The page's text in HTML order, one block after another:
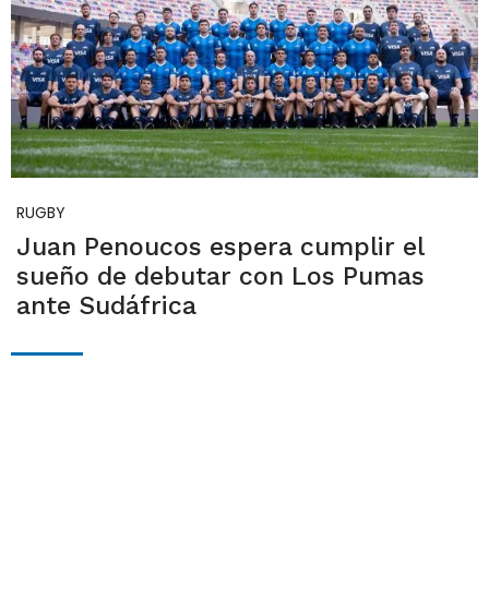
RUGBY
Juan Penoucos espera cumplir el
sueño de debutar con Los Pumas
ante Sudáfrica